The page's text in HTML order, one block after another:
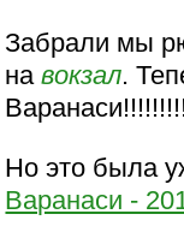
Забрали мы
навокзал.
Но это была
Варанаси -